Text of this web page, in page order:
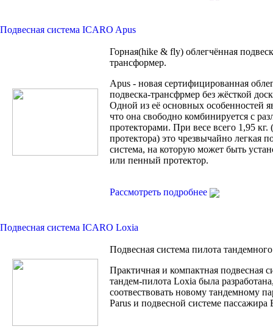
Подвесная система ICARO Apus
Горная(hike & fly) облегчённая
трансформер.
Apus - новая сертифицированная
подвеска-трансфрмер без жёсткой
Одной из её основных особенностей
что она свободно комбинируется с
протекторами. При весе всего 1,95 кг.
протектора) это чрезвычайно легкая
система, на которую может быть
или пенный протектор.
Рассмотреть подробнее
Подвесная система ICARO Loxia
Подвесная система пилота
Практичная и компактная подвесная
тандем-пилота Loxia была
соотвествовать новому тандемному
Parus и подвесной системе пассажира